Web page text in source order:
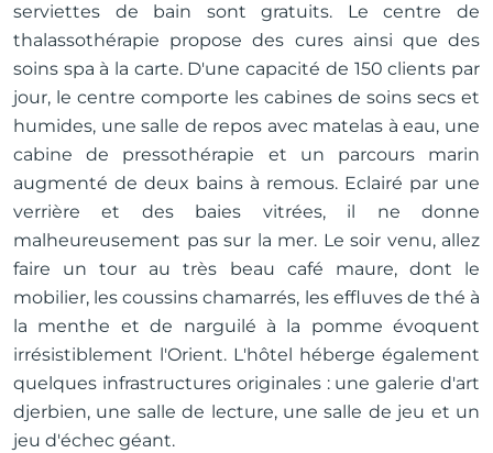
serviettes de bain sont gratuits. Le centre de
thalassothérapie propose des cures ainsi que des
soins spa à la carte. D'une capacité de 150 clients par
jour, le centre comporte les cabines de soins secs et
humides, une salle de repos avec matelas à eau, une
cabine de pressothérapie et un parcours marin
augmenté de deux bains à remous. Eclairé par une
verrière et des baies vitrées, il ne donne
malheureusement pas sur la mer. Le soir venu, allez
faire un tour au très beau café maure, dont le
mobilier, les coussins chamarrés, les effluves de thé à
la menthe et de narguilé à la pomme évoquent
irrésistiblement l'Orient. L'hôtel héberge également
quelques infrastructures originales : une galerie d'art
djerbien, une salle de lecture, une salle de jeu et un
jeu d'échec géant.